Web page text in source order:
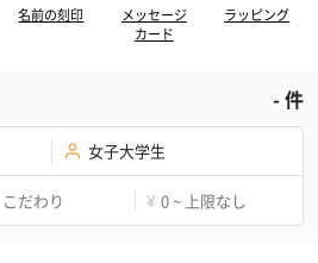
名前の刻印
メッセージ
カード
ラッピング
-件
女子大学生
こだわり ¥ 0 ~ 上限なし